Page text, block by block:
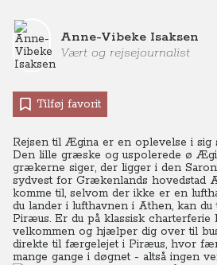
Anne-Vibeke Isaksen
Vært og rejsejournalist
Tilføj favorit
Rejsen til Ægina er en oplevelse i sig
Den lille græske og uspolerede ø
grækerne siger, der ligger i den
sydvest for Grækenlands hovedstad
komme til, selvom der ikke er en
du lander i lufthavnen i Athen, kan
Piræus. Er du på klassisk charterferie
velkommen og hjælper dig over til
direkte til færgelejet i Piræus, hvor
mange gange i døgnet - altså ingen